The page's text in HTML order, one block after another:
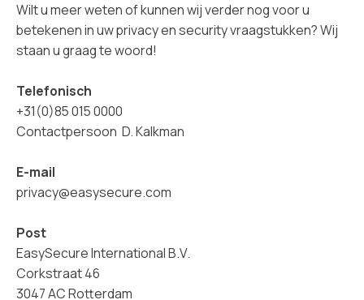
Wilt u meer weten of kunnen wij verder nog voor u
betekenen in uw privacy en security vraagstukken? Wij
staan u graag te woord!
Telefonisch
+31(0)85 015 0000
Contactpersoon D. Kalkman
E-mail
privacy@easysecure.com
Post
EasySecure International B.V.
Corkstraat 46
3047 AC Rotterdam